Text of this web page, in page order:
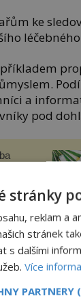
ke
a
pod
péče
septických
stránky
reklam a
stránek
s dalšími
Více
PARTNERY